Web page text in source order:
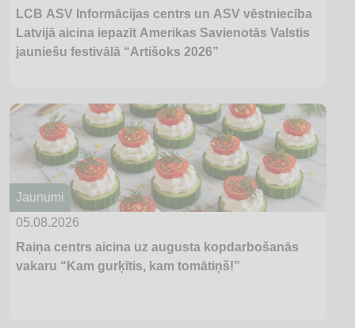
LCB ASV Informācijas centrs un ASV vēstniecība
Latvijā aicina iepazīt Amerikas Savienotās Valstis
jauniešu festivālā “Artišoks 2026”
Jaunumi
05.08.2026
Raiņa centrs aicina uz augusta kopdarbošanās
vakaru “Kam gurķītis, kam tomātiņš!”